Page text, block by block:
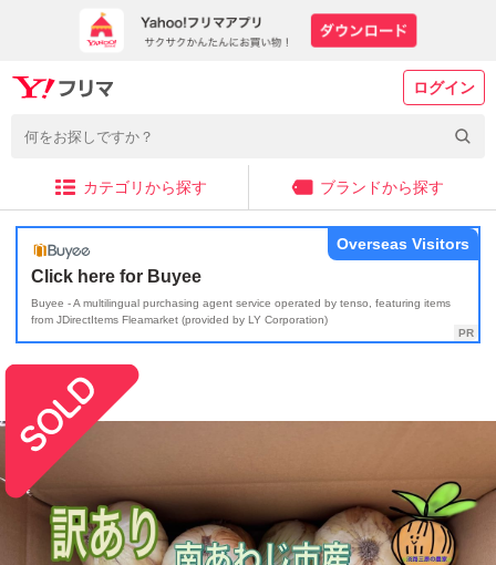
ログイン
カテゴリから探す ブランドから探す
Click here for Buyee
Buyee - A multilingual purchasing agent service operated by tenso, featuring items
from JDirectItems Fleamarket (provided by LY Corporation)
Overseas Visitors